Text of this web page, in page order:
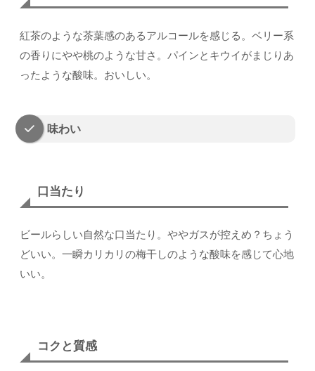
紅茶のような茶葉感のあるアルコールを感じる。ベリー系
の香りにやや桃のような甘さ。パインとキウイがまじりあ
ったような酸味。おいしい。
味わい
口当たり
ビールらしい自然な口当たり。ややガスが控えめ？ちょう
どいい。一瞬カリカリの梅干しのような酸味を感じて心地
いい。
コクと質感